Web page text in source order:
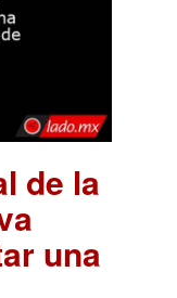
de la
una